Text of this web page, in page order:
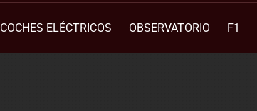
COCHES ELÉCTRICOS OBSERVATORIO F1